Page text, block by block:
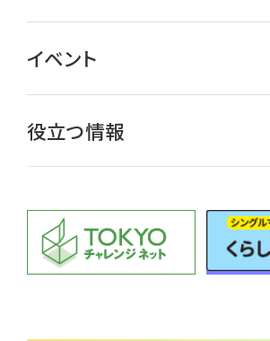
イベント
役立つ情報